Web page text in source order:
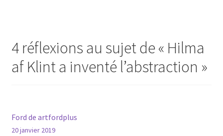
4 réflexions au sujet de « Hilma
af Klint a inventé l’abstraction »
Ford de artfordplus
20 janvier 2019